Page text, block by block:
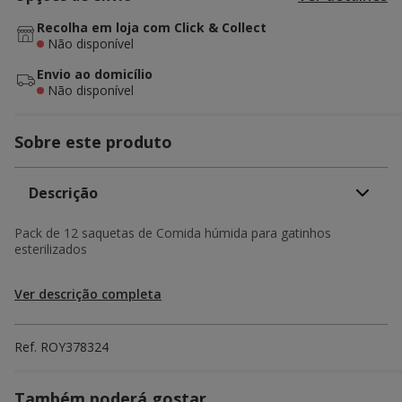
Recolha em loja com Click & Collect
Não disponível
Envio ao domicílio
Não disponível
Sobre este produto
Descrição
Pack de 12 saquetas de Comida húmida para gatinhos
esterilizados
Ver descrição completa
Ref. ROY378324